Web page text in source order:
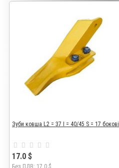
Зуби ковша L2 = 37 I = 40/45 S = 17 бокові
17.0 $
Без ПДВ: 17.0 $